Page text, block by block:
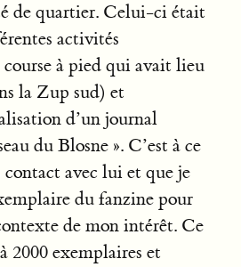
de quartier. Celui-ci était
activités
à pied qui avait lieu
la Zup sud) et
d’un journal
du Blosne ». C’est à ce
contact avec lui et que je
du fanzine pour
de mon intérêt. Ce
2000 exemplaires et